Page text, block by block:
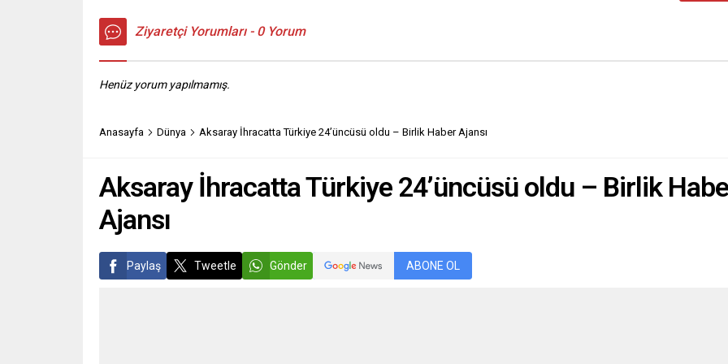
Ziyaretçi Yorumları - 0 Yorum
Henüz yorum yapılmamış.
Anasayfa Dünya Aksaray İhracatta Türkiye 24’üncüsü oldu – Birlik Haber Ajansı
Aksaray İhracatta Türkiye 24’üncüsü oldu – Birlik
Ajansı
Paylaş Tweetle Gönder ABONE OL